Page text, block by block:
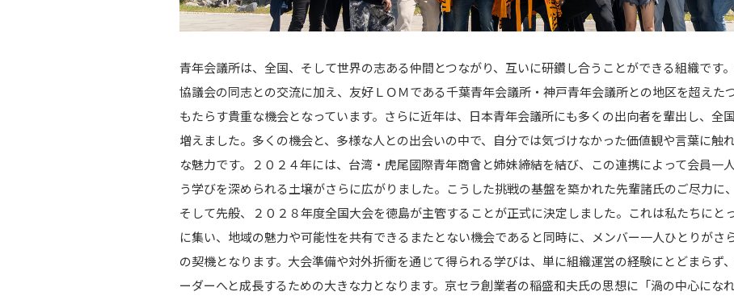
青年会議所は、全国、そして世界の志ある仲間とつながり、互いに研鑽し合うことができる組織です
協議会の同志との交流に加え、友好ＬＯＭである千葉青年会議所・神戸青年会議所との地区を超えた
もたらす貴重な機会となっています。さらに近年は、日本青年会議所にも多くの出向者を輩出し、全
増えました。多くの機会と、多様な人との出会いの中で、自分では気づけなかった価値観や言葉に触
な魅力です。２０２４年には、台湾・虎尾國際青年商會と姉妹締結を結び、この連携によって会員一
う学びを深められる土壌がさらに広がりました。こうした挑戦の基盤を築かれた先輩諸氏のご尽力に
そして先般、２０２８年度全国大会を徳島が主管することが正式に決定しました。これは私たちにと
に集い、地域の魅力や可能性を共有できるまたとない機会であると同時に、メンバー一人ひとりがさ
の契機となります。大会準備や対外折衝を通じて得られる学びは、単に組織運営の経験にとどまらず
ーダーへと成長するための大きな力となります。京セラ創業者の稲盛和夫氏の思想に「渦の中心にな